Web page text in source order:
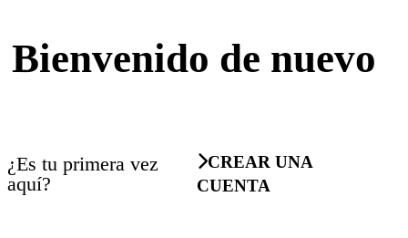
Bienvenido de nuevo
¿Es tu primera vez
aquí?
CREAR UNA
CUENTA